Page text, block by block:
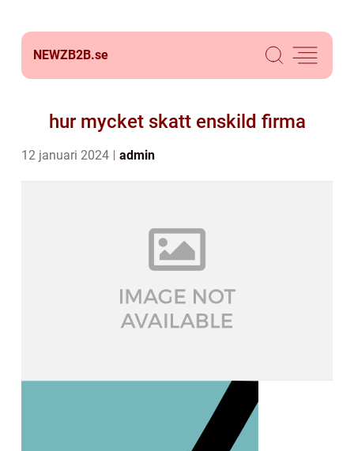
NEWZB2B.se
hur mycket skatt enskild firma
12 januari 2024 admin